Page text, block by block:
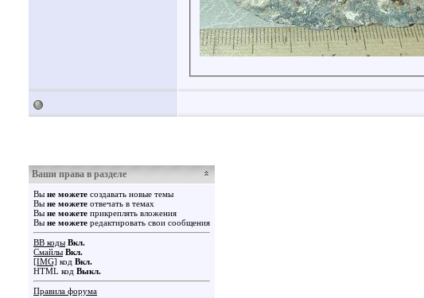
Ваши права в разделе
Вы не можете создавать новые темы
Вы не можете отвечать в темах
Вы не можете прикреплять вложения
Вы не можете редактировать свои сообщения
BB коды Вкл.
Смайлы Вкл.
[IMG] код Вкл.
HTML код Выкл.
Правила форума